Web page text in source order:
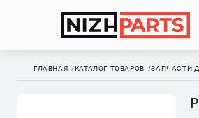
ГЛАВНАЯ КАТАЛОГ ТОВАРОВ ЗАПЧАСТИ